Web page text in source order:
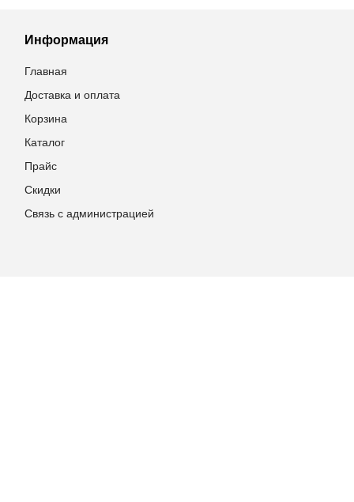
Информация
Главная
Доставка и оплата
Корзина
Каталог
Прайс
Скидки
Связь с администрацией